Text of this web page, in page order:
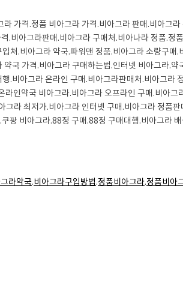
가격.정품 비아그라 가격.비아그라 판매.비아그
비아그라판매.비아그라 구매처.비아나라 정품.정
처.비아그라 약국.파워맨 정품.비아그라 소량구
국 가격.비아그라 구매하는법.인터넷 비아그라.
.비아그라 온라인 구매.비아그라판매처.비아그
인약국 비아그라.비아그라 오프라인 구매.비아
라 최저가.비아그라 인터넷 구매.비아그라 정품
팡 비아그라.88정 구매.88정 구매대행.비아그라
라약국.비아그라구입방법.정품비아그라.정품비아